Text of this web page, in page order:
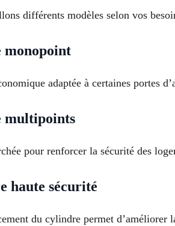
différents modèles selon vos
monopoint
adaptée à certaines portes
multipoints
pour renforcer la sécurité des
haute sécurité
du cylindre permet d’améliorer